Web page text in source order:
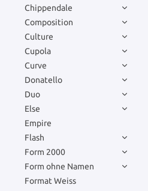
Chippendale
Composition
Culture
Cupola
Curve
Donatello
Duo
Else
Empire
Flash
Form 2000
Form ohne Namen
Format Weiss